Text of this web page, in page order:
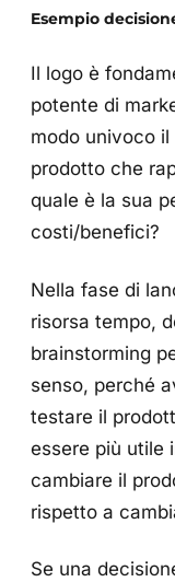
Esempio
Il logo è
potente di
modo univoco
prodotto che
quale è la sua
costi/benefici?
Nella fase di
risorsa tempo,
brainstorming
senso, perché
testare il
essere più utile
cambiare il
rispetto a
Se una